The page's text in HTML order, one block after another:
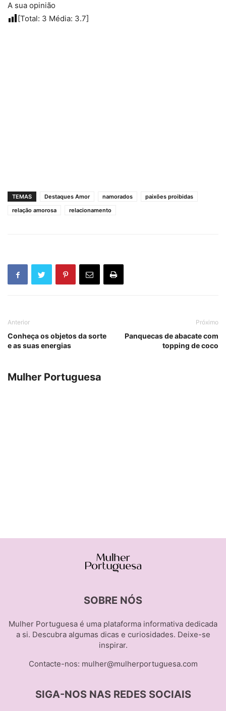
A sua opinião
[Total: 3 Média: 3.7]
TEMAS Destaques Amor namorados
paixões proibidas
relação amorosa
relacionamento
Anterior
Conheça os objetos da sorte
e as suas energias
Próximo
Panquecas de abacate com
topping de coco
Mulher Portuguesa
SOBRE NÓS
Mulher Portuguesa é uma plataforma informativa dedicada
a si. Descubra algumas dicas e curiosidades. Deixe-se
inspirar.
Contacte-nos: mulher@mulherportuguesa.com
SIGA-NOS NAS REDES SOCIAIS